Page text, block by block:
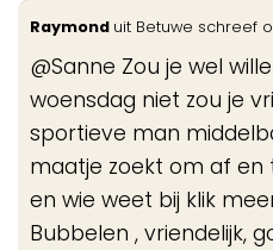
Raymond uit Betuwe schreef
@Sanne Zou je wel
woensdag niet zou je
sportieve man
maatje zoekt om af en
en wie weet bij klik
Bubbelen , vriendelijk,